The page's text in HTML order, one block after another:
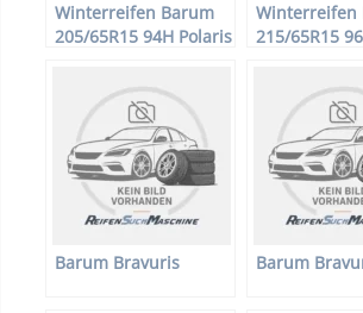
Winterreifen Barum
205/65R15 94H Polaris
Winterreifen
215/65R15
Barum Bravuris Barum